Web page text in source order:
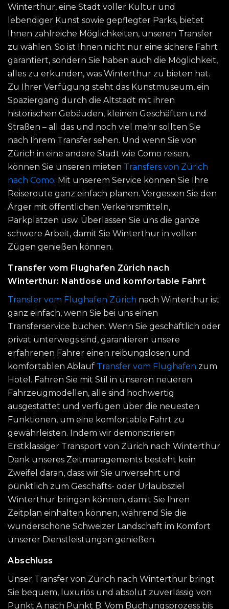
Winterthur, eine Stadt voller Kultur und
lebendiger Kunst sowie gepflegter Parks, bietet
Ihnen zahlreiche Möglichkeiten, unseren Transfer
zu wählen. So ist Ihnen nicht nur eine sichere Fahrt
garantiert, sondern Sie haben auch die Möglichkeit,
alles zu erkunden, was Winterthur zu bieten hat.
Zu Ihrer Verfügung steht das Kunstmuseum, ein
Spaziergang durch die Altstadt mit ihren
historischen Gebäuden, kleinen Geschäften und
Straßen – all das und noch viel mehr sollten Sie
nach Ihrem Transfer sehen. Und wenn Sie von
Zürich in eine andere Stadt wie Como reisen,
können Sie unseren mieten Transfers von Zürich
nach Como. Mit unserem Service können Sie Ihre
Reiseroute ganz einfach planen. Vergessen Sie den
Ärger mit öffentlichen Verkehrsmitteln,
Parkplätzen usw. Überlassen Sie uns die ganze
schwere Arbeit, damit Sie Winterthur in vollen
Zügen genießen können.
Transfer vom Flughafen Zürich nach
Winterthur: Nahtlose und komfortable Fahrt
Transfer vom Flughafen Zürich nach Winterthur ist
ganz einfach, wenn Sie bei uns einen
Transferservice buchen. Wenn Sie geschäftlich oder
privat unterwegs sind, garantieren unsere
erfahrenen Fahrer einen reibungslosen und
komfortablen Ablauf Transfer vom Flughafen zum
Hotel. Fahren Sie mit Stil in unseren neueren
Fahrzeugmodellen, alle sind hochwertig
ausgestattet und verfügen über die neuesten
Funktionen, um eine komfortable Fahrt zu
gewährleisten. Indem wir demonstrieren
Erstklassiger Transport von Zürich nach Winterthur
Dank unseres Zeitmanagements besteht kein
Zweifel daran, dass wir Sie unversehrt und
pünktlich zum Geschäfts- oder Urlaubsziel
Winterthur bringen können, damit Sie Ihren
Zeitplan einhalten können, während Sie die
wunderschöne Schweizer Landschaft im Komfort
unserer Dienstleistungen genießen.
Abschluss
Unser Transfer von Zürich nach Winterthur bringt
Sie bequem, luxuriös und absolut zuverlässig von
Punkt A nach Punkt B. Vom Buchungsprozess bis